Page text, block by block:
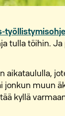
tulla töihin.
aikataululla,
jonkun muun
kyllä